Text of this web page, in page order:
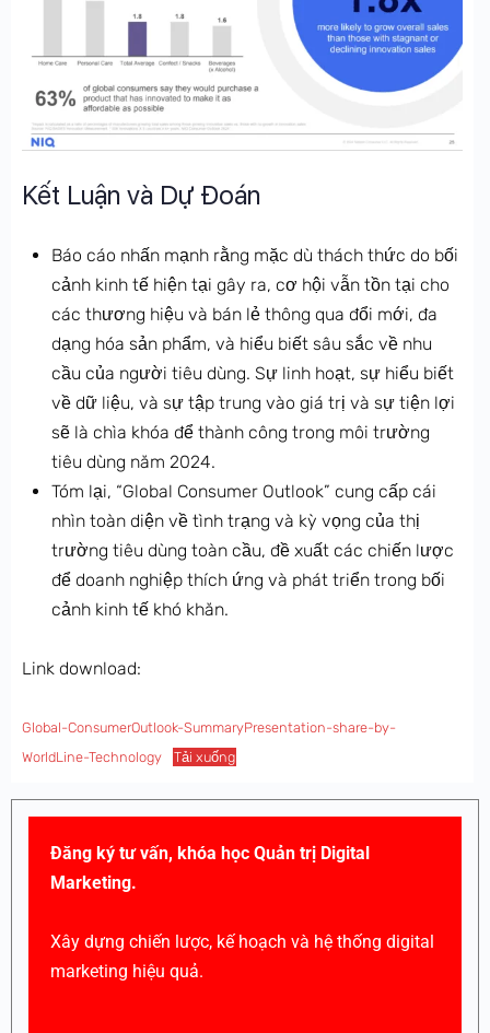
Kết Luận và Dự Đoán
Báo cáo nhấn mạnh rằng mặc dù thách thức do bối
cảnh kinh tế hiện tại gây ra, cơ hội vẫn tồn tại cho
các thương hiệu và bán lẻ thông qua đổi mới, đa
dạng hóa sản phẩm, và hiểu biết sâu sắc về nhu
cầu của người tiêu dùng. Sự linh hoạt, sự hiểu biết
về dữ liệu, và sự tập trung vào giá trị và sự tiện lợi
sẽ là chìa khóa để thành công trong môi trường
tiêu dùng năm 2024.
Tóm lại, “Global Consumer Outlook” cung cấp cái
nhìn toàn diện về tình trạng và kỳ vọng của thị
trường tiêu dùng toàn cầu, đề xuất các chiến lược
để doanh nghiệp thích ứng và phát triển trong bối
cảnh kinh tế khó khăn.
Link download:
Global-ConsumerOutlook-SummaryPresentation-share-by-
WorldLine-Technology
Tải xuống
Đăng ký tư vấn, khóa học Quản trị Digital
Marketing.
Xây dựng chiến lược, kế hoạch và hệ thống digital
marketing hiệu quả.